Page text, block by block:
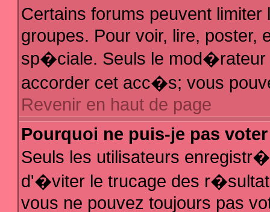
Certains forums peuvent
groupes. Pour voir, lire, poster,
sp�ciale. Seuls le mod�rateur
accorder cet acc�s; vous
Revenir en haut de page
Pourquoi ne puis-je pas
Seuls les utilisateurs
d'�viter le trucage des
vous ne pouvez toujours pas